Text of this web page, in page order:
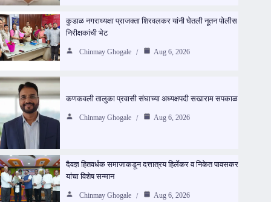
कुडाळ नगराध्यक्षा प्राजक्ता शिरवलकर यांनी घेतली नूतन पोलीस
निरीक्षकांची भेट
Chinmay Ghogale Aug 6, 2026
कणकवली तालुका प्रवासी संघाच्या अध्यक्षपदी सखाराम सपकाळ
Chinmay Ghogale Aug 6, 2026
दैवज्ञ हितवर्धक समाजाकडून दत्तात्रय हिर्लेकर व निकेत पावसकर
यांचा विशेष सन्मान
Chinmay Ghogale Aug 6, 2026